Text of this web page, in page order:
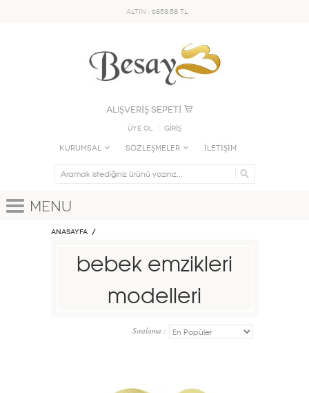
ALTIN : 6858.58 TL
ALIŞVERİŞ SEPETİ
Üye Ol GİRİŞ
KURUMSAL SÖZLEŞMELER İLETİŞİM
Menu
Anasayfa
bebek emzikleri
modelleri
Sıralama :